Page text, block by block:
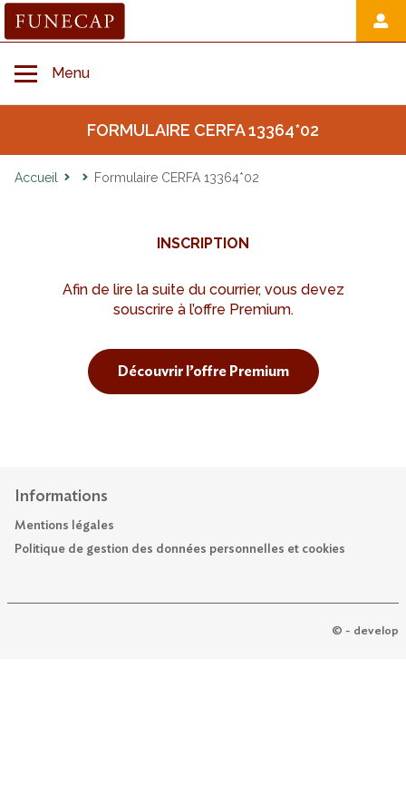
Toggle navigation
Menu
Hommage et démarche après décès
FORMULAIRE CERFA 13364*02
Accueil Formulaire CERFA 13364*02
INSCRIPTION
Afin de lire la suite du courrier, vous devez
souscrire à l’offre Premium.
Découvrir l’offre Premium
Informations
Mentions légales
Politique de gestion des données personnelles et cookies
© - develop